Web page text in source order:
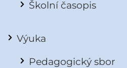
Školní časopis
Výuka
Pedagogický sbor